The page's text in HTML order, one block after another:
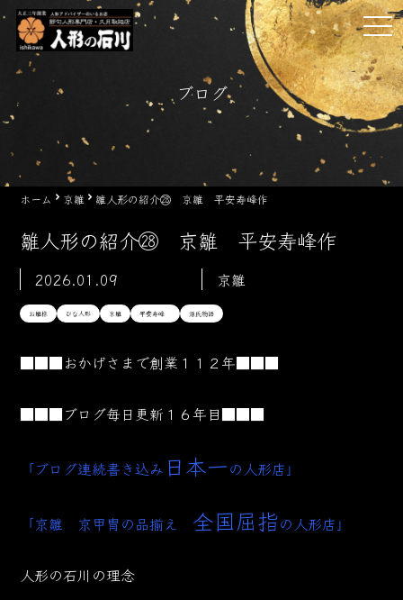
Skip
content
ブログ
ホーム 京雛 雛人形の紹介㉘ 京雛 平安寿峰作
雛人形の紹介㉘ 京雛 平安寿峰作
2026.01.09 京雛
お雛様 ひな人形 京雛 平安寿峰 源氏物語
■■■おかげさまで創業１１２年■■■
■■■ブログ毎日更新１６年目■■■
「ブログ連続書き込み 日本一の人形店」
「京雛 京甲冑の品揃え 全国屈指の人形店」
人形の石川の理念